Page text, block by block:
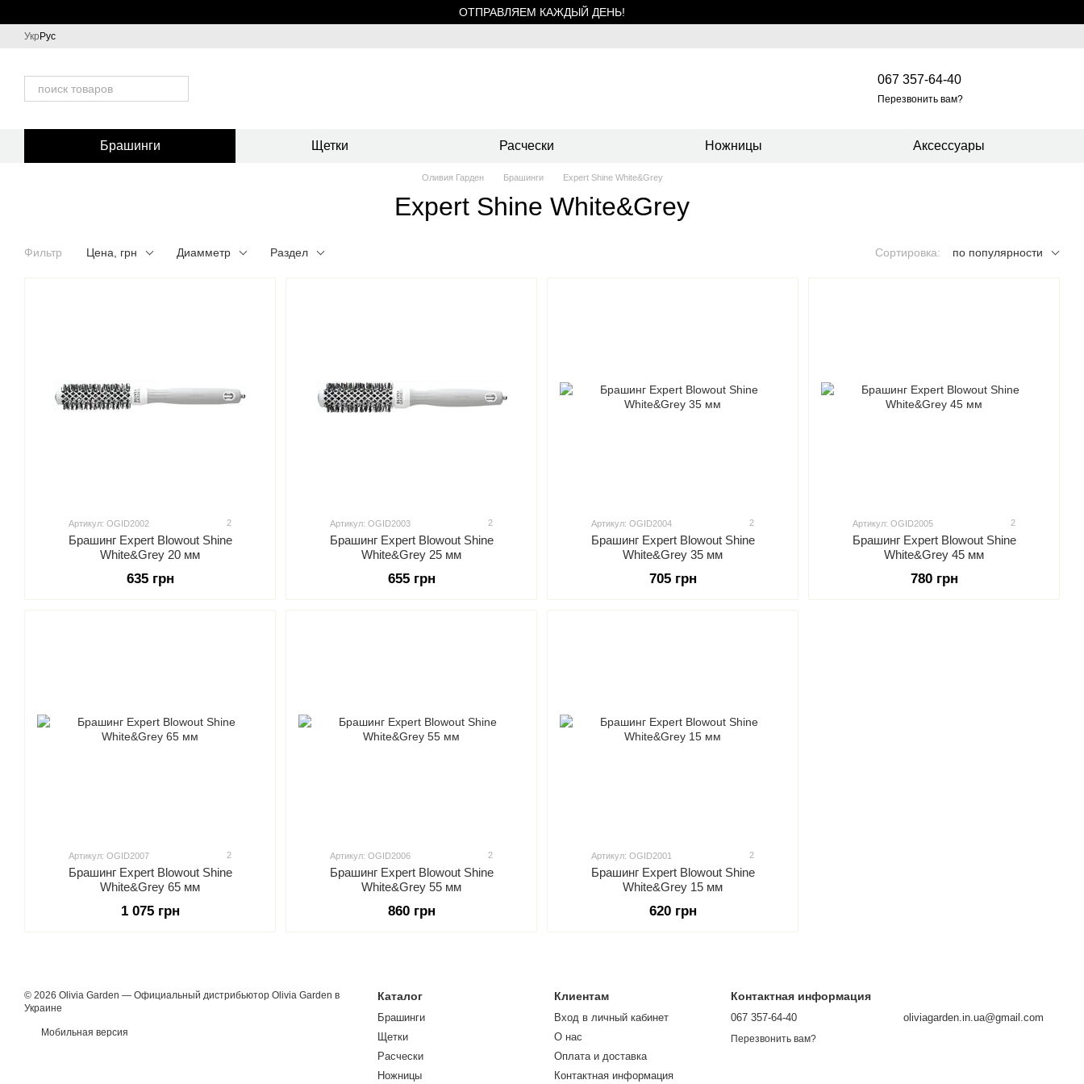
ОТПРАВЛЯЕМ КАЖДЫЙ ДЕНЬ!
Укр Рус
067 357-64-40
Перезвонить вам?
Брашинги Щетки Расчески Ножницы Аксессуары
Оливия Гарден Брашинги Expert Shine White&Grey
Expert Shine White&Grey
Фильтр Цена, грн Диамметр Раздел Сортировка: по популярности
Артикул: OGID2002 2
Брашинг Expert Blowout Shine
White&Grey 20 мм
635 грн
Артикул: OGID2003 2
Брашинг Expert Blowout Shine
White&Grey 25 мм
655 грн
Артикул: OGID2004 2
Брашинг Expert Blowout Shine
White&Grey 35 мм
705 грн
Артикул: OGID2005 2
Брашинг Expert Blowout Shine
White&Grey 45 мм
780 грн
Артикул: OGID2007 2
Брашинг Expert Blowout Shine
White&Grey 65 мм
1 075 грн
Артикул: OGID2006 2
Брашинг Expert Blowout Shine
White&Grey 55 мм
860 грн
Артикул: OGID2001 2
Брашинг Expert Blowout Shine
White&Grey 15 мм
620 грн
© 2026 Olivia Garden — Официальный дистрибьютор Olivia Garden в
Украине
Мобильная версия
Каталог
Брашинги
Щетки
Расчески
Ножницы
Клиентам
Вход в личный кабинет
О нас
Оплата и доставка
Контактная информация
Контактная информация
067 357-64-40
Перезвонить вам?
oliviagarden.in.ua@gmail.com